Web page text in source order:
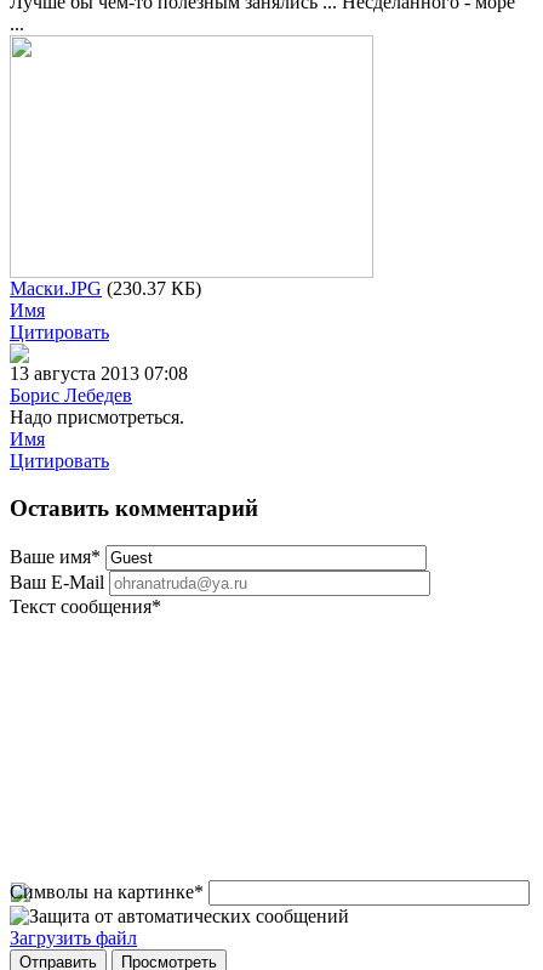
...
Маски.JPG (230.37 КБ)
Имя
Цитировать
13 августа 2013 07:08
Борис Лебедев
Надо присмотреться.
Имя
Цитировать
Оставить комментарий
Ваше имя*
Ваш E-Mail
Текст сообщения*
Символы на картинке*
Загрузить файл